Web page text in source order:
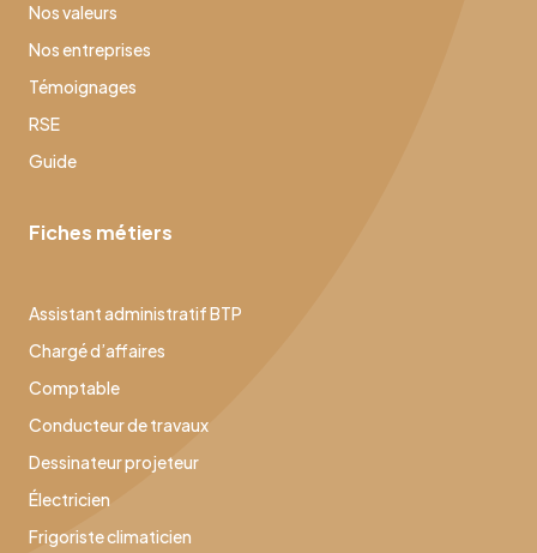
Nos valeurs
Nos entreprises
Témoignages
RSE
Guide
Fiches métiers
Assistant administratif BTP
Chargé d’affaires
Comptable
Conducteur de travaux
Dessinateur projeteur
Électricien
Frigoriste climaticien